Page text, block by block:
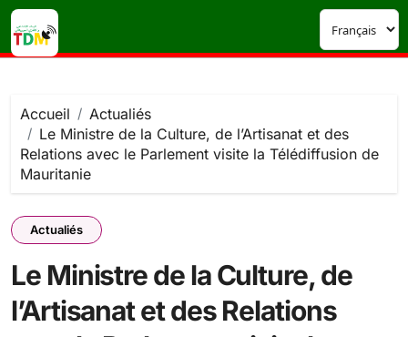
Passer
au
contenu
Accueil
Actualiés
Le Ministre de la Culture, de l’Artisanat et des
Relations avec le Parlement visite la Télédiffusion de
Mauritanie
Actualiés
Le Ministre de la Culture, de
l’Artisanat et des Relations